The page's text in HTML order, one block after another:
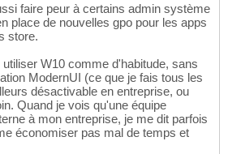
faire peur à certains admin système
place de nouvelles gpo pour les apps
store.
W10 comme d'habitude, sans
ModernUI (ce que je fais tous les
désactivable en entreprise, ou
Quand je vois qu'une équipe
à mon entreprise, je me dit parfois
économiser pas mal de temps et